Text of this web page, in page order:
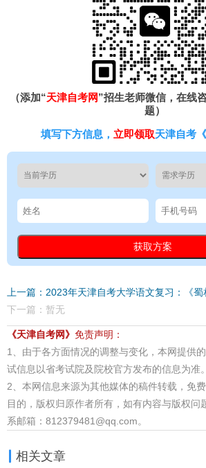
（添加“天津自考网”招生老师微信，在线
题）
填写下方信息， 立即领取天津自考《
上一篇：2023年天津自考大学语文复习：《蜀
下一篇：暂无
《天津自考网》 免责声明：
1、由于各方面情况的调整与变化，本网提供
试信息以省考试院及院校官方发布的信息为准。
2、本网信息来源为其他媒体的稿件转载，免
目的，版权归原作者所有，如有内容与版权问
系邮箱：812379481@qq.com。
相关文章